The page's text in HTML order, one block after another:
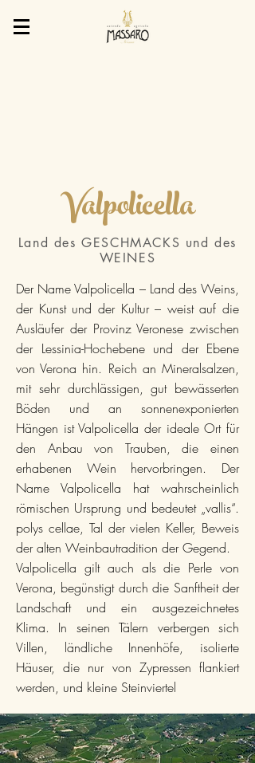
Valpolicella
Land des GESCHMACKS und des
WEINES
Der Name Valpolicella – Land des Weins,
der Kunst und der Kultur – weist auf die
Ausläufer der Provinz Veronese zwischen
der Lessinia-Hochebene und der Ebene
von Verona hin. Reich an Mineralsalzen,
mit sehr durchlässigen, gut bewässerten
Böden und an sonnenexponierten
Hängen ist Valpolicella der ideale Ort für
den Anbau von Trauben, die einen
erhabenen Wein hervorbringen. Der
Name Valpolicella hat wahrscheinlich
römischen Ursprung und bedeutet „vallis“.
polys cellae, Tal der vielen Keller, Beweis
der alten Weinbautradition der Gegend.
Valpolicella gilt auch als die Perle von
Verona, begünstigt durch die Sanftheit der
Landschaft und ein ausgezeichnetes
Klima. In seinen Tälern verbergen sich
Villen, ländliche Innenhöfe, isolierte
Häuser, die nur von Zypressen flankiert
werden, und kleine Steinviertel